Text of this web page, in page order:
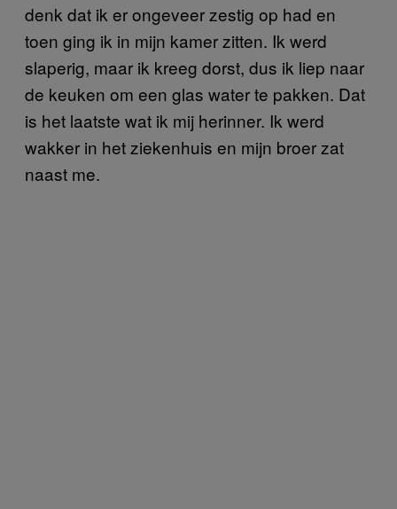
denk dat ik er ongeveer zestig op had en
toen ging ik in mijn kamer zitten. Ik werd
slaperig, maar ik kreeg dorst, dus ik liep naar
de keuken om een glas water te pakken. Dat
is het laatste wat ik mij herinner. Ik werd
wakker in het ziekenhuis en mijn broer zat
naast me.